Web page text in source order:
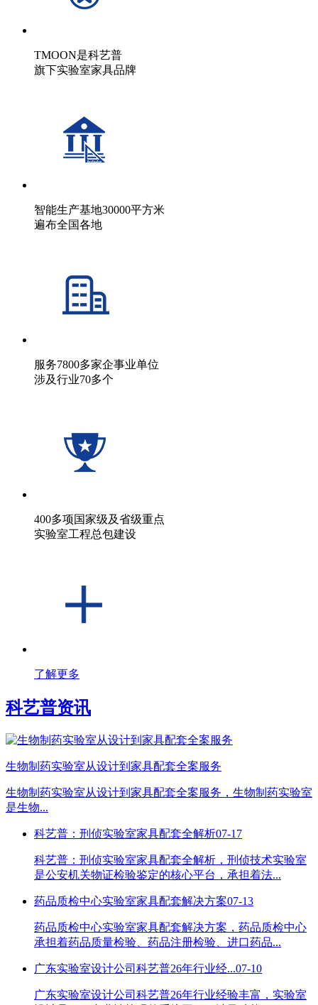
TMOON是科艺普
旗下实验室家具品牌
智能生产基地30000平方米
遍布全国各地
服务7800多家企事业单位
涉及行业70多个
400多项国家级及省级重点
实验室工程总包建设
了解更多
科艺普资讯
生物制药实验室从设计到家具配套全案服务
生物制药实验室从设计到家具配套全案服务，生物制药实验室
是生物...
科艺普：刑侦实验室家具配套全解析07-17
科艺普：刑侦实验室家具配套全解析，刑侦技术实验室
是公安机关物证检验鉴定的核心平台，承担着法...
药品质检中心实验室家具配套解决方案07-13
药品质检中心实验室家具配套解决方案，药品质检中心
承担着药品质量检验、药品注册检验、进口药品...
广东实验室设计公司科艺普26年行业经...07-10
广东实验室设计公司科艺普26年行业经验丰富，实验室